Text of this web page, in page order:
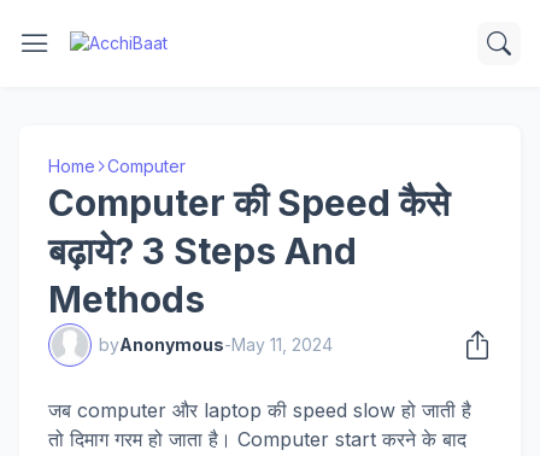
Home Computer
Computer की Speed कैसे
बढ़ाये? 3 Steps And
Methods
byAnonymous-May 11, 2024
जब computer और laptop की speed slow हो जाती है
तो दिमाग गरम हो जाता है। Computer start करने के बाद